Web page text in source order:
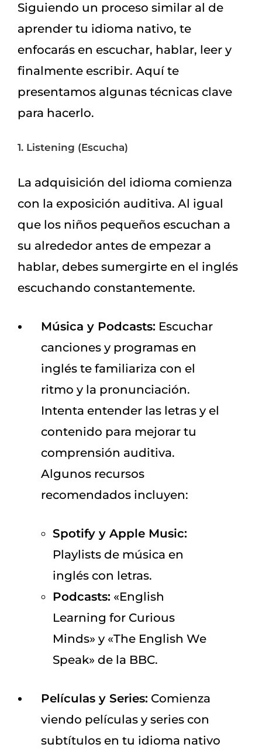
Siguiendo un proceso similar al de
aprender tu idioma nativo, te
enfocarás en escuchar, hablar, leer y
finalmente escribir. Aquí te
presentamos algunas técnicas clave
para hacerlo.
1. Listening (Escucha)
La adquisición del idioma comienza
con la exposición auditiva. Al igual
que los niños pequeños escuchan a
su alrededor antes de empezar a
hablar, debes sumergirte en el inglés
escuchando constantemente.
Música y Podcasts: Escuchar
canciones y programas en
inglés te familiariza con el
ritmo y la pronunciación.
Intenta entender las letras y el
contenido para mejorar tu
comprensión auditiva.
Algunos recursos
recomendados incluyen:
Spotify y Apple Music:
Playlists de música en
inglés con letras.
Podcasts: «English
Learning for Curious
Minds» y «The English We
Speak» de la BBC.
Películas y Series: Comienza
viendo películas y series con
subtítulos en tu idioma nativo